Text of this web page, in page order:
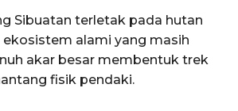
Sibuatan terletak pada hutan
alami yang masih
akar besar membentuk trek
fisik pendaki.